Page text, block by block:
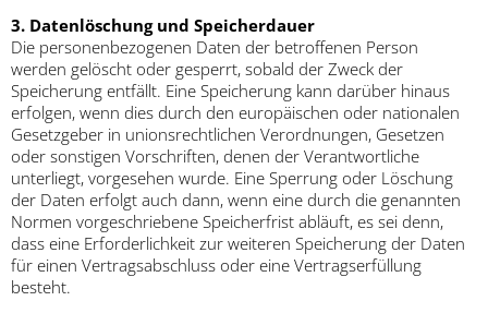
3. Datenlöschung und Speicherdauer
Die personenbezogenen Daten der betroffenen Person
werden gelöscht oder gesperrt, sobald der Zweck der
Speicherung entfällt. Eine Speicherung kann darüber hinaus
erfolgen, wenn dies durch den europäischen oder nationalen
Gesetzgeber in unionsrechtlichen Verordnungen, Gesetzen
oder sonstigen Vorschriften, denen der Verantwortliche
unterliegt, vorgesehen wurde. Eine Sperrung oder Löschung
der Daten erfolgt auch dann, wenn eine durch die genannten
Normen vorgeschriebene Speicherfrist abläuft, es sei denn,
dass eine Erforderlichkeit zur weiteren Speicherung der Daten
für einen Vertragsabschluss oder eine Vertragserfüllung
besteht.